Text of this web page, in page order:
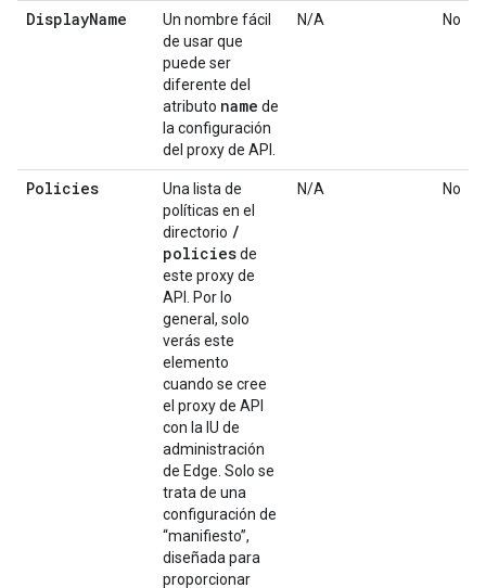
DisplayName
Un nombre fácil
de usar que
puede ser
diferente del
atributo name de
la configuración
del proxy de API.
N/A No
Policies
Una lista de
políticas en el
directorio /
policiesde
este proxy de
API. Por lo
general, solo
verás este
elemento
cuando se cree
el proxy de API
con la IU de
administración
de Edge. Solo se
trata de una
configuración de
“manifiesto”,
diseñada para
proporcionar
N/A No